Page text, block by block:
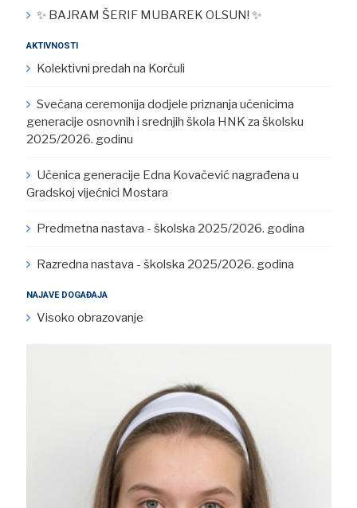
✨ BAJRAM ŠERIF MUBAREK OLSUN! ✨
AKTIVNOSTI
Kolektivni predah na Korčuli
Svečana ceremonija dodjele priznanja učenicima
generacije osnovnih i srednjih škola HNK za školsku
2025/2026. godinu
Učenica generacije Edna Kovačević nagrađena u
Gradskoj vijećnici Mostara
Predmetna nastava - školska 2025/2026. godina
Razredna nastava - školska 2025/2026. godina
NAJAVE DOGAĐAJA
Visoko obrazovanje